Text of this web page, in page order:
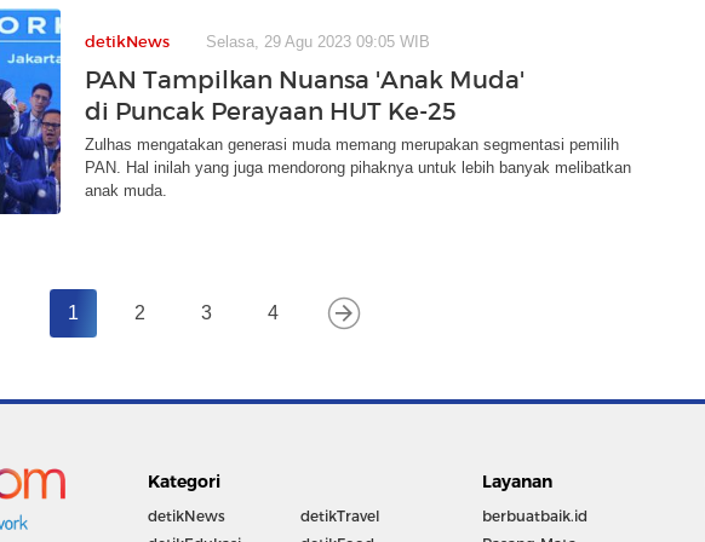
detikNews Selasa, 29 Agu 2023 09:05 WIB
PAN Tampilkan Nuansa 'Anak Muda'
di Puncak Perayaan HUT Ke-25
Zulhas mengatakan generasi muda memang merupakan segmentasi pemilih
PAN. Hal inilah yang juga mendorong pihaknya untuk lebih banyak melibatkan
anak muda.
1 2 3 4
Kategori
detikNews
detikTravel
Layanan
berbuatbaik.id